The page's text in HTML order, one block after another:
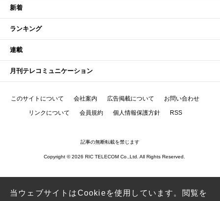
新着
ランキング
連載
月刊テレコミュニケーション
このサイトについて 会社案内 広告掲載について お問い合わせ
リンクについて 会員規約 個人情報保護方針 RSS
記事の無断転載を禁じます
Copyright © 2026 RIC TELECOM Co.,Ltd. All Rights Reserved.
当ウェブサイトはCookieを使用しています。閲覧を